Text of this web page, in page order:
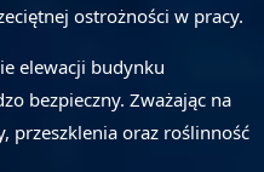
ostrożności w pracy.
elewacji budynku
bezpieczny. Zważając na
przeszklenia oraz roślinność